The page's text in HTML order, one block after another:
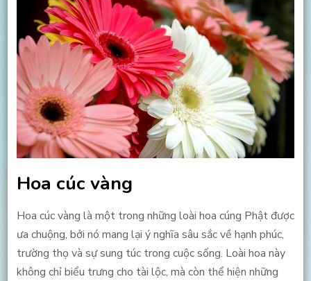
Hoa cúc vàng
Hoa cúc vàng là một trong những loài hoa cúng Phật được
ưa chuộng, bởi nó mang lại ý nghĩa sâu sắc về hạnh phúc,
trường thọ và sự sung túc trong cuộc sống. Loài hoa này
không chỉ biểu trưng cho tài lộc, mà còn thể hiện những